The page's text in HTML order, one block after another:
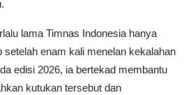
lama Timnas Indonesia hanya
setelah enam kali menelan kekalahan
edisi 2026, ia bertekad membantu
kutukan tersebut dan